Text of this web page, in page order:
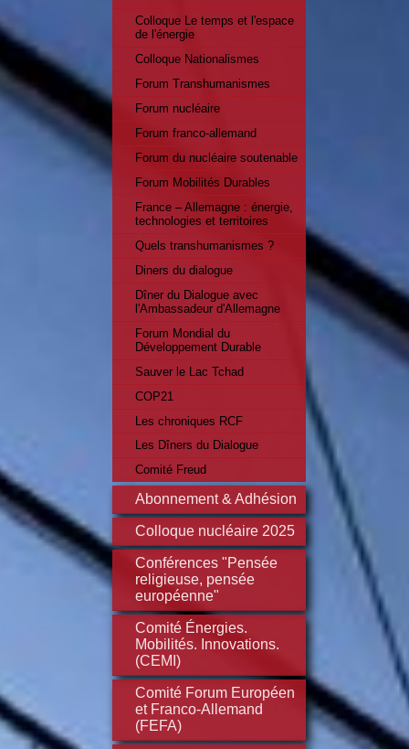
Colloque Le temps et l'espace
de l'énergie
Colloque Nationalismes
Forum Transhumanismes
Forum nucléaire
Forum franco-allemand
Forum du nucléaire soutenable
Forum Mobilités Durables
France – Allemagne : énergie,
technologies et territoires
Quels transhumanismes ?
Diners du dialogue
Dîner du Dialogue avec
l'Ambassadeur d'Allemagne
Forum Mondial du
Développement Durable
Sauver le Lac Tchad
COP21
Les chroniques RCF
Les Dîners du Dialogue
Comité Freud
Abonnement & Adhésion
Colloque nucléaire 2025
Conférences "Pensée
religieuse, pensée
européenne"
Comité Énergies.
Mobilités. Innovations.
(CEMI)
Comité Forum Européen
et Franco-Allemand
(FEFA)